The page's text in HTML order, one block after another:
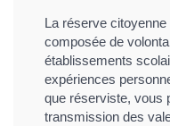
La réserve citoyenne
composée de
établissements
expériences
que réserviste, vous
transmission des